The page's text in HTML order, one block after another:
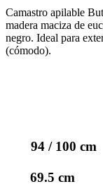
Camastro apilable
madera maciza de
negro. Ideal para
(cómodo).
94 / 100 cm
69.5 cm